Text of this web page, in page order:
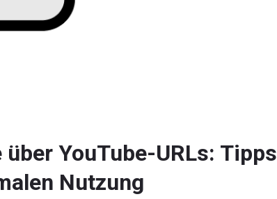
YouTube-URLs: Tipps
Nutzung